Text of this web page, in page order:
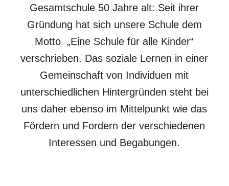
Gesamtschule 50 Jahre alt: Seit ihrer
Gründung hat sich unsere Schule dem
Motto „Eine Schule für alle Kinder“
verschrieben. Das soziale Lernen in einer
Gemeinschaft von Individuen mit
unterschiedlichen Hintergründen steht bei
uns daher ebenso im Mittelpunkt wie das
Fördern und Fordern der verschiedenen
Interessen und Begabungen.